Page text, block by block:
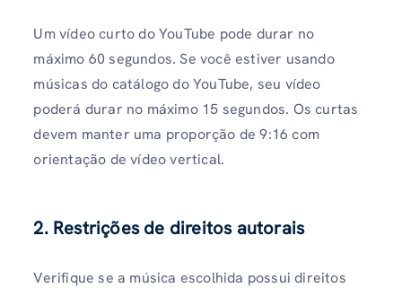
Um vídeo curto do YouTube pode durar no
máximo 60 segundos. Se você estiver usando
músicas do catálogo do YouTube, seu vídeo
poderá durar no máximo 15 segundos. Os curtas
devem manter uma proporção de 9:16 com
orientação de vídeo vertical.
2. Restrições de direitos autorais
Verifique se a música escolhida possui direitos